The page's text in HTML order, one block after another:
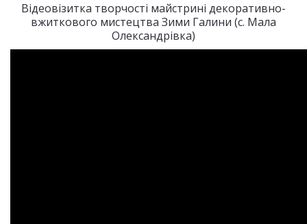
Відеовізитка творчості майстрині декоративно-
вжиткового мистецтва Зими Галини (с. Мала
Олександрівка)